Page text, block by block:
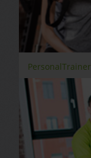
PersonalTrainer